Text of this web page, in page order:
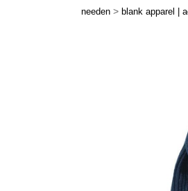
needen > blank apparel |